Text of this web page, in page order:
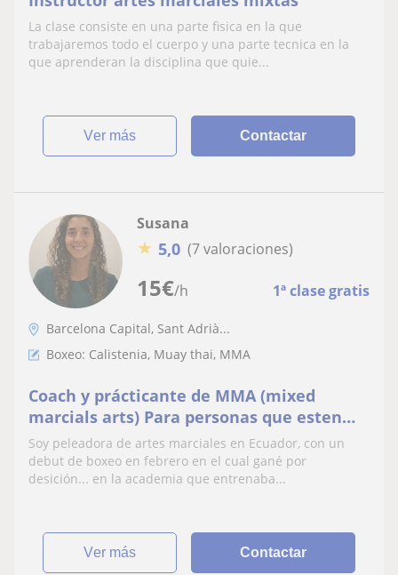
La clase consiste en una parte fisica en la que
trabajaremos todo el cuerpo y una parte tecnica en la
que aprenderan la disciplina que quie...
ver más Contactar
15€/h 1ª clase gratis
Susana
★ 5,0 (7 valoraciones)
Barcelona Capital, Sant Adrià...
Boxeo: Calistenia, Muay thai, MMA
Coach y prácticante de MMA (mixed
marcials arts) Para personas que esten
interesadas en hacer una rutina funcional
de ejercicios y a la vez aprender a
boxear/pelear
Soy peleadora de artes marciales en Ecuador, con un
debut de boxeo en febrero en el cual gané por
desición... en la academia que entrenaba...
ver más Contactar